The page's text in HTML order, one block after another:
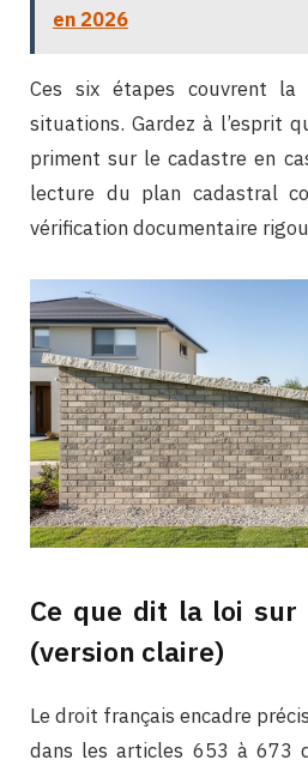
en 2026
Ces six étapes couvrent la
situations. Gardez à l’esprit
priment sur le cadastre en
lecture du plan cadastral
vérification documentaire
Ce que dit la loi sur
(version claire)
Le droit français encadre
dans les articles 653 à 673